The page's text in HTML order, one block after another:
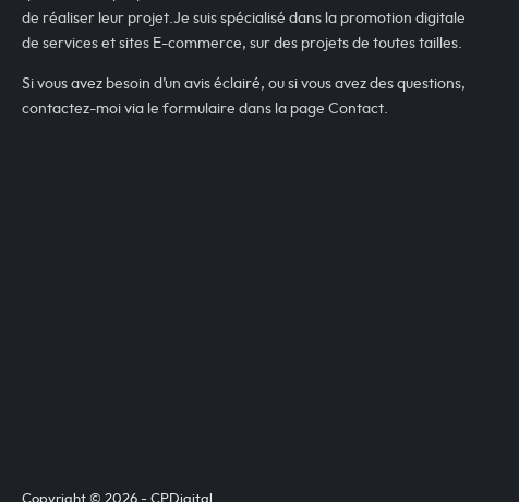
de réaliser leur projet.Je suis spécialisé dans la promotion digitale
de services et sites E-commerce, sur des projets de toutes tailles.
Si vous avez besoin d’un avis éclairé, ou si vous avez des questions,
contactez-moi via le formulaire dans la page Contact.